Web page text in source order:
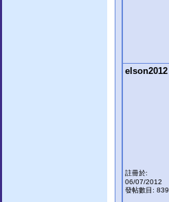
elson2012
註冊於:
06/07/2012
發帖數目: 839